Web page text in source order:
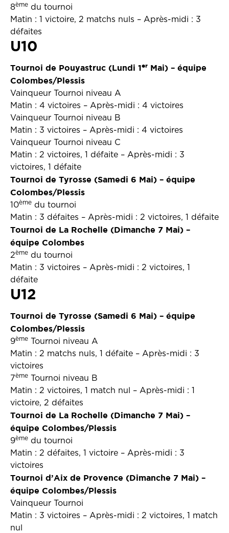
8ème du tournoi
Matin : 1 victoire, 2 matchs nuls – Après-midi : 3
défaites
U10
Tournoi de Pouyastruc (Lundi 1er Mai) – équipe
Colombes/Plessis
Vainqueur Tournoi niveau A
Matin : 4 victoires – Après-midi : 4 victoires
Vainqueur Tournoi niveau B
Matin : 3 victoires – Après-midi : 4 victoires
Vainqueur Tournoi niveau C
Matin : 2 victoires, 1 défaite – Après-midi : 3
victoires, 1 défaite
Tournoi de Tyrosse (Samedi 6 Mai) – équipe
Colombes/Plessis
10ème du tournoi
Matin : 3 défaites – Après-midi : 2 victoires, 1 défaite
Tournoi de La Rochelle (Dimanche 7 Mai) –
équipe Colombes
2ème du tournoi
Matin : 3 victoires – Après-midi : 2 victoires, 1
défaite
U12
Tournoi de Tyrosse (Samedi 6 Mai) – équipe
Colombes/Plessis
9ème Tournoi niveau A
Matin : 2 matchs nuls, 1 défaite – Après-midi : 3
victoires
7ème Tournoi niveau B
Matin : 2 victoires, 1 match nul – Après-midi : 1
victoire, 2 défaites
Tournoi de La Rochelle (Dimanche 7 Mai) –
équipe Colombes/Plessis
9ème du tournoi
Matin : 2 défaites, 1 victoire – Après-midi : 3
victoires
Tournoi d’Aix de Provence (Dimanche 7 Mai) –
équipe Colombes/Plessis
Vainqueur Tournoi
Matin : 3 victoires – Après-midi : 2 victoires, 1 match
nul